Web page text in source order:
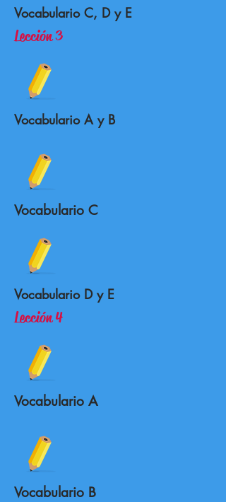
Vocabulario C, D y E
Lección 3
Vocabulario A y B
Vocabulario C
Vocabulario D y E
Lección 4
Vocabulario A
Vocabulario B